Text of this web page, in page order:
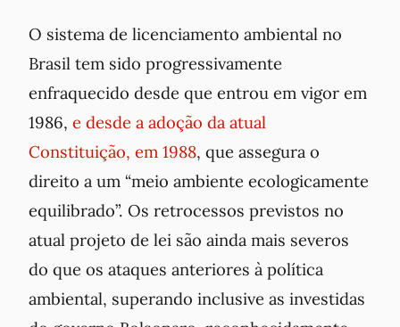
O sistema de licenciamento ambiental no
Brasil tem sido progressivamente
enfraquecido desde que entrou em vigor em
1986, e desde a adoção da atual
Constituição, em 1988, que assegura o
direito a um “meio ambiente ecologicamente
equilibrado”. Os retrocessos previstos no
atual projeto de lei são ainda mais severos
do que os ataques anteriores à política
ambiental, superando inclusive as investidas